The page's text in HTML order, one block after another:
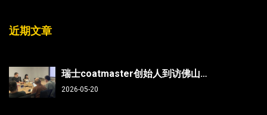
近期文章
瑞士coatmaster创始人到访佛山翁开尔：非接触测厚技术能否破解涂装行业“效率与精度”难题？
2026-05-20